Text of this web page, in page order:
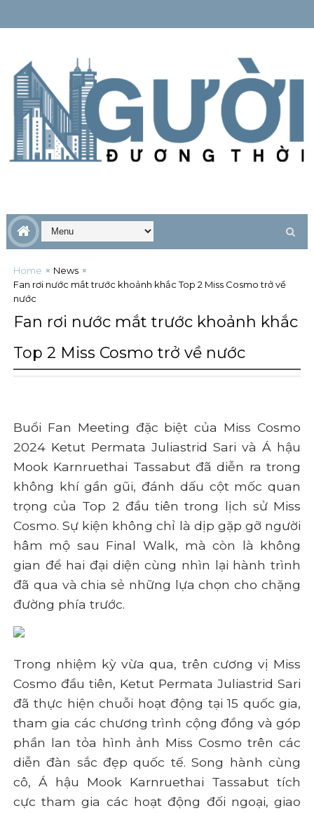
Home
News
Fan rơi nước mắt trước khoảnh khắc Top 2 Miss Cosmo trở về
nước
Fan rơi nước mắt trước khoảnh khắc
Top 2 Miss Cosmo trở về nước
Buổi Fan Meeting đặc biệt của Miss Cosmo
2024 Ketut Permata Juliastrid Sari và Á hậu
Mook Karnruethai Tassabut đã diễn ra trong
không khí gần gũi, đánh dấu cột mốc quan
trọng của Top 2 đầu tiên trong lịch sử Miss
Cosmo. Sự kiện không chỉ là dịp gặp gỡ người
hâm mộ sau Final Walk, mà còn là không
gian để hai đại diện cùng nhìn lại hành trình
đã qua và chia sẻ những lựa chọn cho chặng
đường phía trước.
Trong nhiệm kỳ vừa qua, trên cương vị Miss
Cosmo đầu tiên, Ketut Permata Juliastrid Sari
đã thực hiện chuỗi hoạt động tại 15 quốc gia,
tham gia các chương trình cộng đồng và góp
phần lan tỏa hình ảnh Miss Cosmo trên các
diễn đàn sắc đẹp quốc tế. Song hành cùng
cô, Á hậu Mook Karnruethai Tassabut tích
cực tham gia các hoạt động đối ngoại, giao